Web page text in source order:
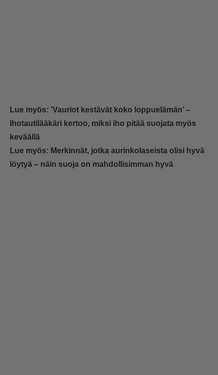
Lue myös: ’Vauriot kestävät koko loppuelämän’ –
Ihotautilääkäri kertoo, miksi iho pitää suojata myös
keväällä
Lue myös: Merkinnät, jotka aurinkolaseista olisi hyvä
löytyä – näin suoja on mahdollisimman hyvä